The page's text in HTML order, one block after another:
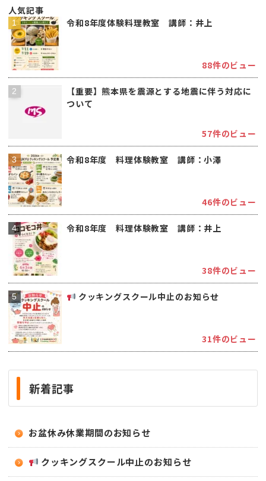
人気記事
令和8年度体験料理教室 講師：井上
88件のビュー
【重要】熊本県を震源とする地震に伴う対応に
ついて
57件のビュー
令和8年度 料理体験教室 講師：小澤
46件のビュー
令和8年度 料理体験教室 講師：井上
38件のビュー
クッキングスクール中止のお知らせ
31件のビュー
新着記事
お盆休み休業期間のお知らせ
クッキングスクール中止のお知らせ